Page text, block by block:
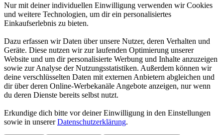
Nur mit deiner individuellen Einwilligung verwenden wir Cookies
und weitere Technologien, um dir ein personalisiertes
Einkaufserlebnis zu bieten.
Dazu erfassen wir Daten über unsere Nutzer, deren Verhalten und
Geräte. Diese nutzen wir zur laufenden Optimierung unserer
Website und um dir personalisierte Werbung und Inhalte anzuzeigen
sowie zur Analyse der Nutzungsstatistiken. Außerdem können wir
deine verschlüsselten Daten mit externen Anbietern abgleichen und
dir über deren Online-Werbekanäle Angebote anzeigen, nur wenn
du deren Dienste bereits selbst nutzt.
Erkundige dich bitte vor deiner Einwilligung in den Einstellungen
sowie in unsererDatenschutzerklärung.